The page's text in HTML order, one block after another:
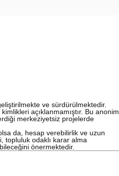
ve sürdürülmektedir.
açıklanmamıştır. Bu anonim
merkeziyetsiz projelerde
da, hesap verebilirlik ve uzun
topluluk odaklı karar alma
önermektedir.